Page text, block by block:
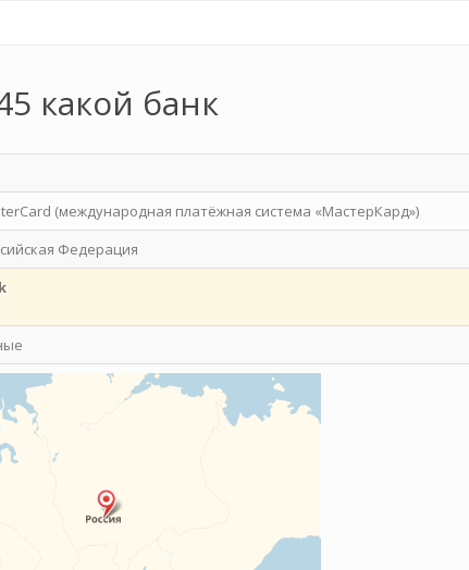
какой банк
(международная платёжная система «МастерКард»)
Федерация